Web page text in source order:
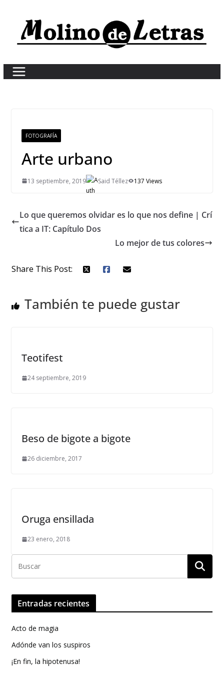
content
FOTOGRAFÍA
Arte urbano
13 septiembre, 2019 Said Téllez 137 Views
Lo que queremos olvidar es lo que nos define | Crí
tica a IT: Capítulo Dos
Lo mejor de tus colores
Share This Post:
También te puede gustar
Teotifest
24 septiembre, 2019
Beso de bigote a bigote
26 diciembre, 2017
Oruga ensillada
23 enero, 2018
Entradas recientes
Acto de magia
Adónde van los suspiros
¡En fin, la hipotenusa!